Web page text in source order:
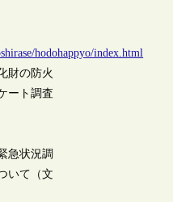
hodohappyo/index.html
財の防火
ート調査
急状況調
いて（文